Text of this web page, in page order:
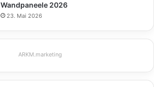
Wandpaneele 2026
23. Mai 2026
ARKM.marketing